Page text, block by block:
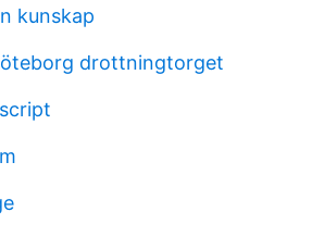
kunskap
drottningtorget